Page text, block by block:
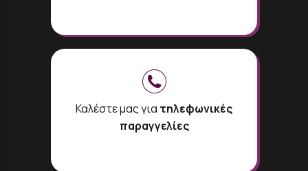
Καλέστε μας για τηλεφωνικές
παραγγελίες